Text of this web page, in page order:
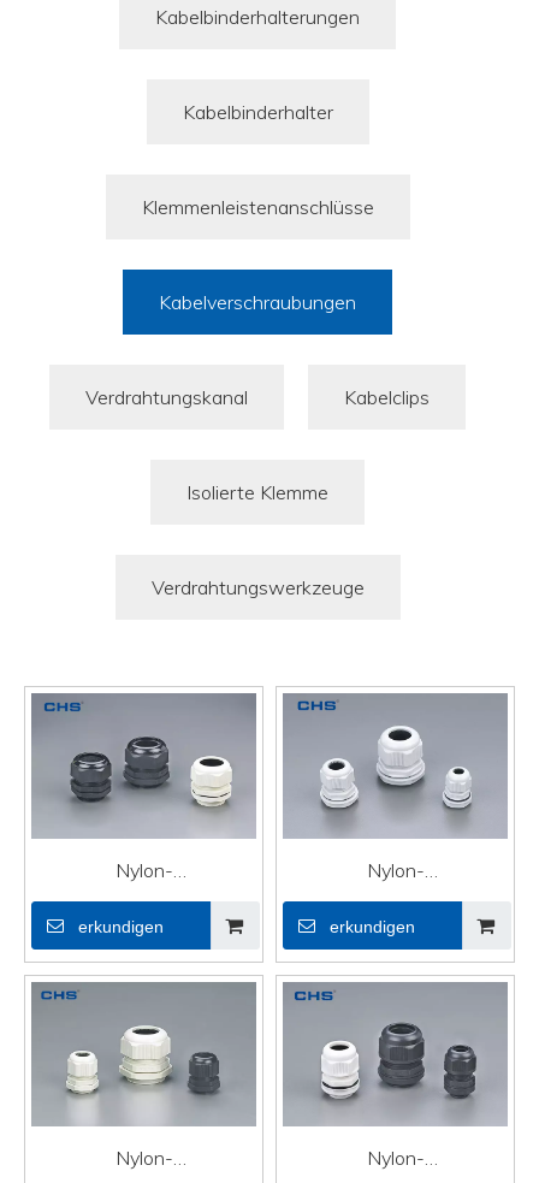
Kabelbinderhalterungen
Kabelbinderhalter
Klemmenleistenanschlüsse
Kabelverschraubungen
Verdrahtungskanal Kabelclips
Isolierte Klemme
Verdrahtungswerkzeuge
Nylon-
Kabelverschraubungen
(metrisch) M12 × 1,5
erkundigen
Nylon-
Kabelverschraubungen
PG-N07
erkundigen
Nylon-
Nylon-